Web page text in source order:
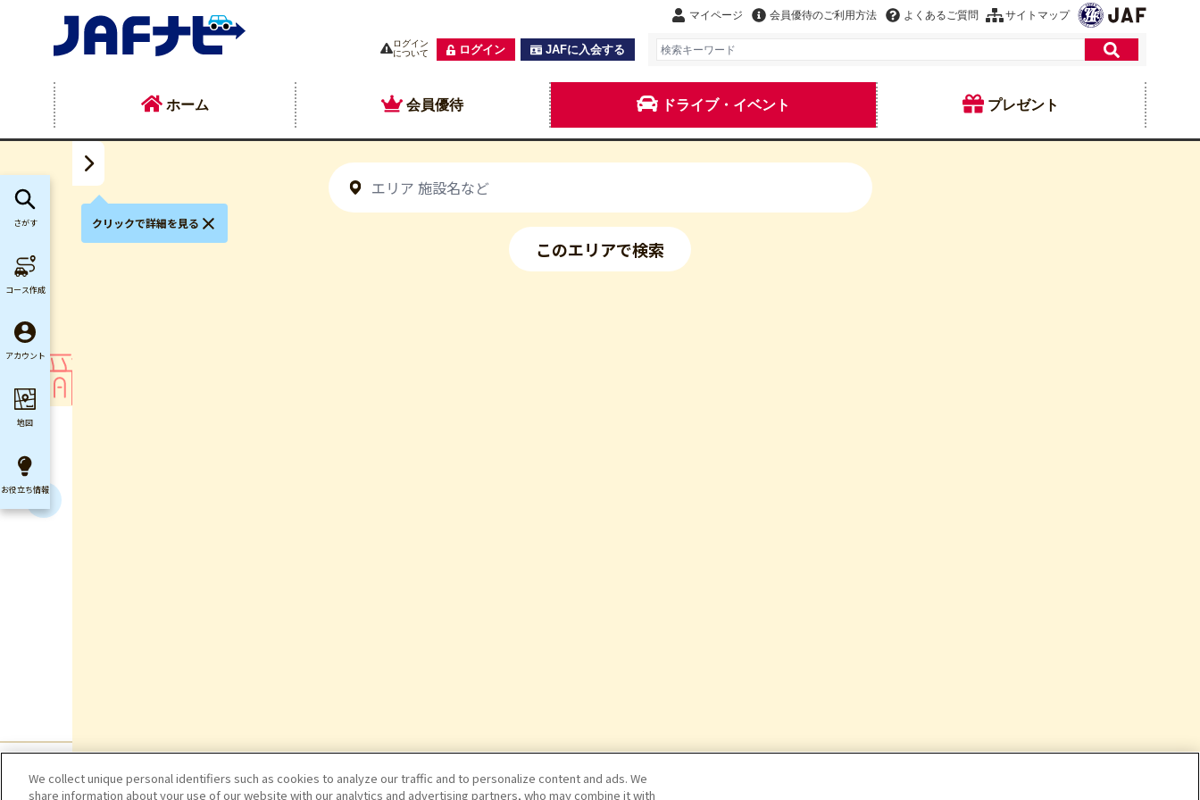
マイページ 会員優待のご利用方法 よくあるご質問 サイトマップ
ログイン
について
ログイン JAFに入会する
ホーム 会員優待 ドライブ・イベント プレゼント
このエリアで検索
クリックで詳細を見る
さがす
コース作成
アカウント
地図
お役立ち情報
We collect unique personal identifiers such as cookies to analyze our traffic and to personalize content and ads. We
share information about your use of our website with our analytics and advertising partners, who may combine it with